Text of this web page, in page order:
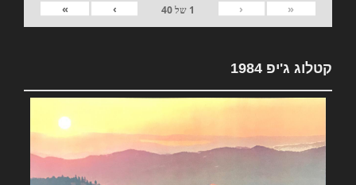
«
‹
1 של40
›
»
קטלוג ג'יפ 1984